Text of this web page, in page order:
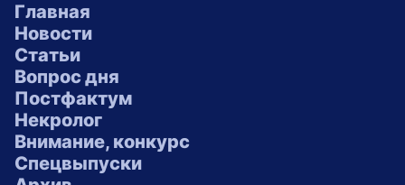
Главная
Новости
Статьи
Вопрос дня
Постфактум
Некролог
Внимание, конкурс
Спецвыпуски